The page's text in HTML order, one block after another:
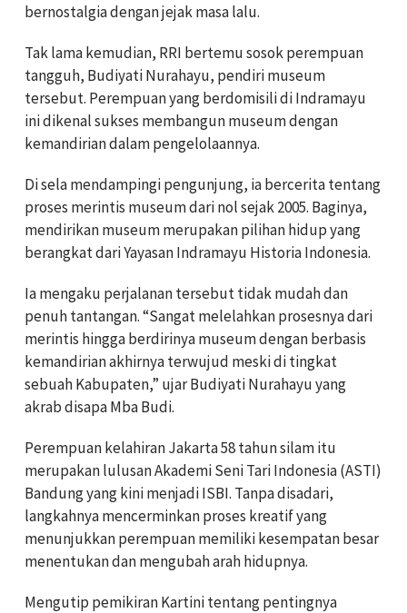
bernostalgia dengan jejak masa lalu.
Tak lama kemudian, RRI bertemu sosok perempuan
tangguh, Budiyati Nurahayu, pendiri museum
tersebut. Perempuan yang berdomisili di Indramayu
ini dikenal sukses membangun museum dengan
kemandirian dalam pengelolaannya.
Di sela mendampingi pengunjung, ia bercerita tentang
proses merintis museum dari nol sejak 2005. Baginya,
mendirikan museum merupakan pilihan hidup yang
berangkat dari Yayasan Indramayu Historia Indonesia.
Ia mengaku perjalanan tersebut tidak mudah dan
penuh tantangan. “Sangat melelahkan prosesnya dari
merintis hingga berdirinya museum dengan berbasis
kemandirian akhirnya terwujud meski di tingkat
sebuah Kabupaten,” ujar Budiyati Nurahayu yang
akrab disapa Mba Budi.
Perempuan kelahiran Jakarta 58 tahun silam itu
merupakan lulusan Akademi Seni Tari Indonesia (ASTI)
Bandung yang kini menjadi ISBI. Tanpa disadari,
langkahnya mencerminkan proses kreatif yang
menunjukkan perempuan memiliki kesempatan besar
menentukan dan mengubah arah hidupnya.
Mengutip pemikiran Kartini tentang pentingnya